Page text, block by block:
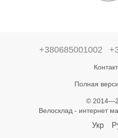
+380685001002
Полная
©
Велосклад - интернет
Укр